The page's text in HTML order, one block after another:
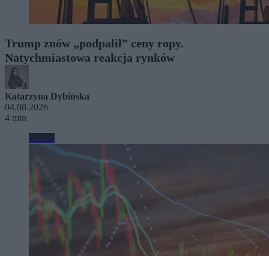
Trump znów „podpalił” ceny ropy.
Natychmiastowa reakcja rynków
Katarzyna Dybińska
04.08.2026
4 min
Biznes